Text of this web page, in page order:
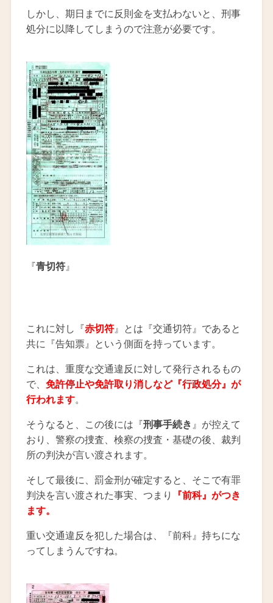
しかし、期日までに反則金を支払わないと、刑事
処分に以降してしまうので注意が必要です。
『青切符』
これに対し『赤切符』とは『交通切符』であると
共に『告知票』という側面を持っています。
これは、重度な交通違反に対して発行されるもの
で、 免許停止や免許取り消しなど『行政処分』が
行われます。
そうなると、この後には『刑事手続き 』が控えて
おり、警察の捜査、検察の捜査・基礎の後、裁判
所の判決が言い渡されます。
そして最後に、罰金刑が確定すると、そこで有罪
判決を言い渡された事実、つまり
『前科』がつき
ます。
重い交通違反を犯した場合は、『前科』持ちにな
ってしまうんですね。